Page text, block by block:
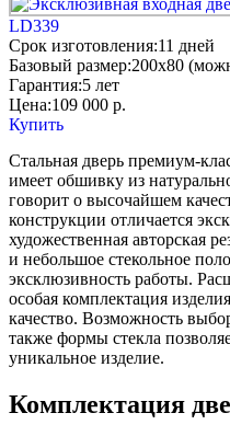
LD339
Срок изготовления:11 дней
Базовый размер:200x80
Гарантия:5 лет
Цена:109 000 р.
Купить
Стальная дверь премиум-
имеет обшивку из
говорит о высочайшем
конструкции отличается
художественная авторская
и небольшое стекольное
эксклюзивность работы.
особая комплектация
качество. Возможность
также формы стекла
уникальное изделие.
Комплектация